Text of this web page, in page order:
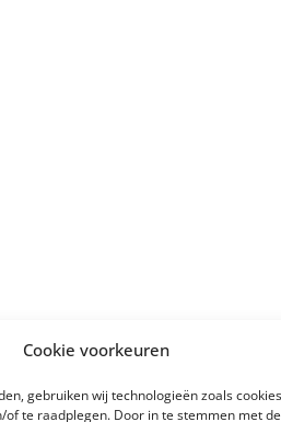
Cookie voorkeuren
gebruiken wij technologieën zoals
te raadplegen. Door in te stemmen met